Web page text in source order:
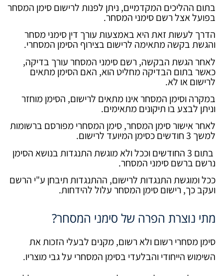
בתום ההליכים המקדמיים, ניתן לפנות לרישום סימן המסחר
בפועל אצל רשם סימני המסחר.
הדרך לעשות זאת היא באמצעות עורך דין סימני מסחר
והגשת בקשה מתאימה לרישום בצירוף הסימן המסחרי.
לאחר הגשת הבקשה, רשם סימני המסחר עורך בדיקה,
כאשר בתום הבדיקה מחליט הוא, האם הסימן מתאים
לרישום או לא.
במקרה וסימן המסחר אינו מתאים לרישום, הסימן מוחזר
וניתן לבצע בו תיקונים מתאימים.
לאחר אישור סימן המסחר, סימן המסחרי מפורסם ברשומות
למשך 3 חודשים כסימן המיועד לרישום.
בתום 3 החודשים וככל ולא מוגשת התנגדות בנושא הסימן
נרשם ברשם סימני המסחר.
ככל ומוגשת התנגדות לרישום, ההתנגדות תיבחן ע"י הרשם
ועקב כך, רישום סימן המסחר עלול להידחות.
מתי נוצרת הפרה של סימני המסחר?
סימן מסחרי רשום ולא רשום, מקנים לבעלי הזכות את
השימוש הייחודי והבלעדי בסימן המסחרי על גבי מוצריו.